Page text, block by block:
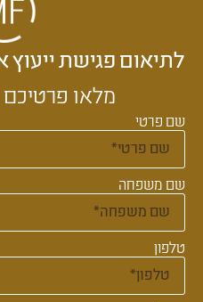
לתיאום פגישת ייעוץ
מלאו פרטיכם
שם פרטי
שם משפחה
טלפון